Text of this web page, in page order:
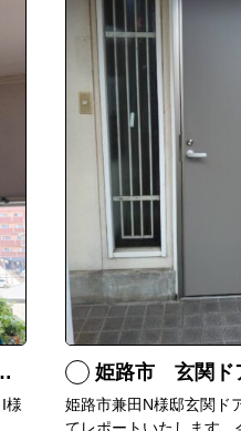
様
姫路市 玄関ド
姫路市兼田N様邸玄関ド